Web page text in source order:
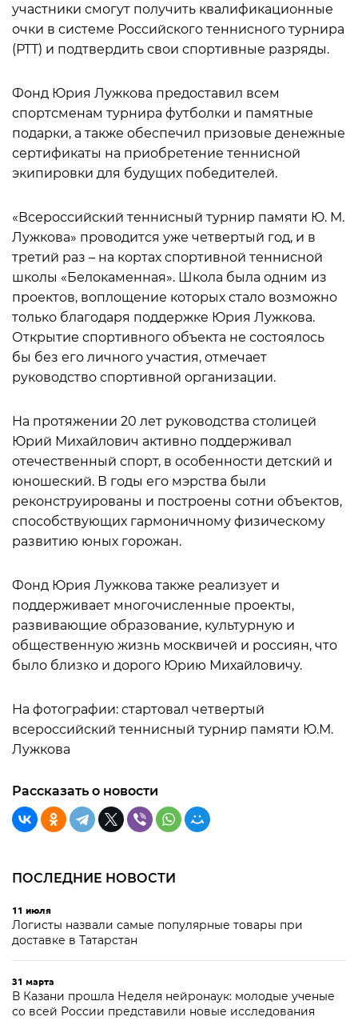
участники смогут получить квалификационные
очки в системе Российского теннисного турнира
(РТТ) и подтвердить свои спортивные разряды.
Фонд Юрия Лужкова предоставил всем
спортсменам турнира футболки и памятные
подарки, а также обеспечил призовые денежные
сертификаты на приобретение теннисной
экипировки для будущих победителей.
«Всероссийский теннисный турнир памяти Ю. М.
Лужкова» проводится уже четвертый год, и в
третий раз – на кортах спортивной теннисной
школы «Белокаменная». Школа была одним из
проектов, воплощение которых стало возможно
только благодаря поддержке Юрия Лужкова.
Открытие спортивного объекта не состоялось
бы без его личного участия, отмечает
руководство спортивной организации.
На протяжении 20 лет руководства столицей
Юрий Михайлович активно поддерживал
отечественный спорт, в особенности детский и
юношеский. В годы его мэрства были
реконструированы и построены сотни объектов,
способствующих гармоничному физическому
развитию юных горожан.
Фонд Юрия Лужкова также реализует и
поддерживает многочисленные проекты,
развивающие образование, культурную и
общественную жизнь москвичей и россиян, что
было близко и дорого Юрию Михайловичу.
На фотографии: стартовал четвертый
всероссийский теннисный турнир памяти Ю.М.
Лужкова
Рассказать о новости
ПОСЛЕДНИЕ НОВОСТИ
11 июля
Логисты назвали самые популярные товары при
доставке в Татарстан
31 марта
В Казани прошла Неделя нейронаук: молодые ученые
со всей России представили новые исследования